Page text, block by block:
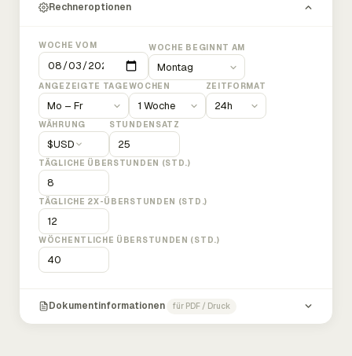
Rechneroptionen
WOCHE VOM WOCHE BEGINNT AM
ANGEZEIGTE TAGEWOCHEN ZEITFORMAT
WÄHRUNG
$USD
STUNDENSATZ
TÄGLICHE ÜBERSTUNDEN (STD.)
TÄGLICHE 2X-ÜBERSTUNDEN (STD.)
WÖCHENTLICHE ÜBERSTUNDEN (STD.)
Dokumentinformationen für PDF / Druck